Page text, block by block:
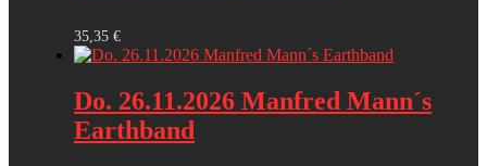
35,35 €
Do. 26.11.2026 Manfred Mann´s
Earthband